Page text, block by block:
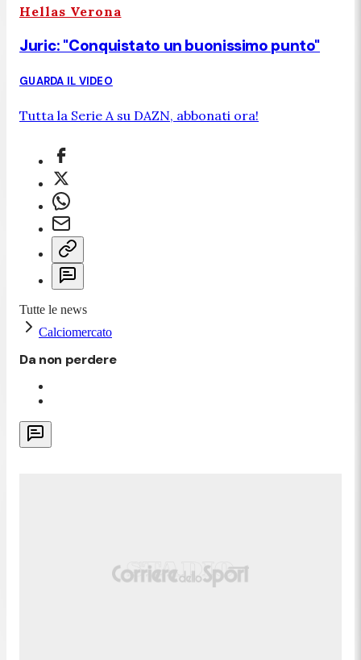
Hellas Verona
Juric: "Conquistato un buonissimo punto"
GUARDA IL VIDEO
Tutta la Serie A su DAZN, abbonati ora!
Tutte le news
Calciomercato
Da non perdere